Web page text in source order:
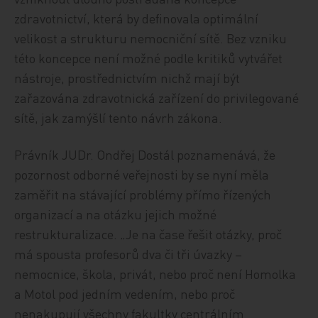
zdravotnictví, která by definovala optimální
velikost a strukturu nemocniční sítě. Bez vzniku
této koncepce není možné podle kritiků vytvářet
nástroje, prostřednictvím nichž mají být
zařazována zdravotnická zařízení do privilegované
sítě, jak zamýšlí tento návrh zákona.
Právník JUDr. Ondřej Dostál poznamenává, že
pozornost odborné veřejnosti by se nyní měla
zaměřit na stávající problémy přímo řízených
organizací a na otázku jejich možné
restrukturalizace. „Je na čase řešit otázky, proč
má spousta profesorů dva či tři úvazky –
nemocnice, škola, privát, nebo proč není Homolka
a Motol pod jedním vedením, nebo proč
nenakupují všechny fakultky centrálním